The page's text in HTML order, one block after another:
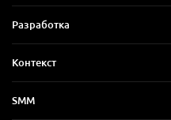
Разработка
Контекст
SMM